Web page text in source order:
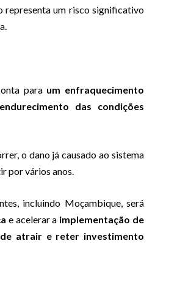
representa um risco significativo
para um enfraquecimento
das condições
o dano já causado ao sistema
por vários anos.
incluindo Moçambique, será
e acelerar a implementação de
atrair e reter investimento